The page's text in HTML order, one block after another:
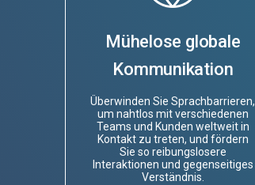
Mühelose globale
Kommunikation
Überwinden Sie Sprachbarrieren,
um nahtlos mit verschiedenen
Teams und Kunden weltweit in
Kontakt zu treten, und fördern
Sie so reibungslosere
Interaktionen und gegenseitiges
Verständnis.